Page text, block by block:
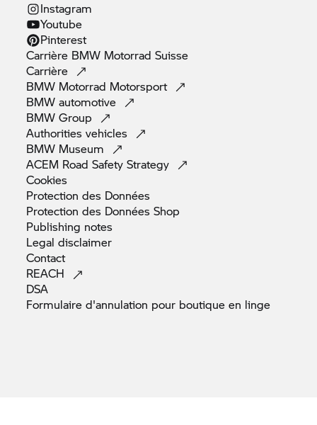
Instagram
Youtube
Pinterest
Carrière BMW Motorrad Suisse
Carrière
BMW Motorrad Motorsport
BMWautomotive
BMWGroup
Authoritiesvehicles
BMW Museum
ACEM Road SafetyStrategy
Cookies
Protection des Données
Protection des DonnéesShop
Publishing notes
Legaldisclaimer
Contact
REACH
DSA
Formulaire d'annulation pour boutique en linge